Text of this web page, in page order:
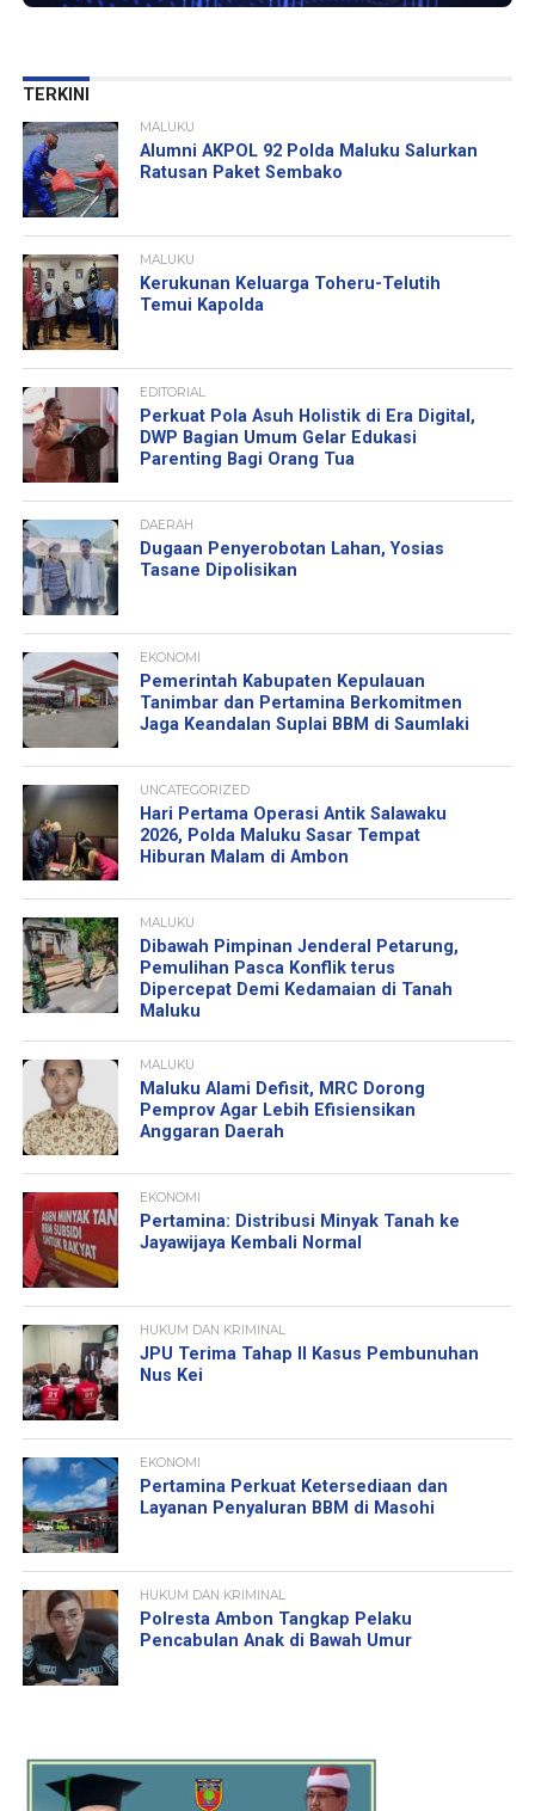
TERKINI
MALUKU
Alumni AKPOL 92 Polda Maluku Salurkan
Ratusan Paket Sembako
MALUKU
Kerukunan Keluarga Toheru-Telutih
Temui Kapolda
EDITORIAL
Perkuat Pola Asuh Holistik di Era Digital,
DWP Bagian Umum Gelar Edukasi
Parenting Bagi Orang Tua
DAERAH
Dugaan Penyerobotan Lahan, Yosias
Tasane Dipolisikan
EKONOMI
Pemerintah Kabupaten Kepulauan
Tanimbar dan Pertamina Berkomitmen
Jaga Keandalan Suplai BBM di Saumlaki
UNCATEGORIZED
Hari Pertama Operasi Antik Salawaku
2026, Polda Maluku Sasar Tempat
Hiburan Malam di Ambon
MALUKU
Dibawah Pimpinan Jenderal Petarung,
Pemulihan Pasca Konflik terus
Dipercepat Demi Kedamaian di Tanah
Maluku
MALUKU
Maluku Alami Defisit, MRC Dorong
Pemprov Agar Lebih Efisiensikan
Anggaran Daerah
EKONOMI
Pertamina: Distribusi Minyak Tanah ke
Jayawijaya Kembali Normal
HUKUM DAN KRIMINAL
JPU Terima Tahap II Kasus Pembunuhan
Nus Kei
EKONOMI
Pertamina Perkuat Ketersediaan dan
Layanan Penyaluran BBM di Masohi
HUKUM DAN KRIMINAL
Polresta Ambon Tangkap Pelaku
Pencabulan Anak di Bawah Umur